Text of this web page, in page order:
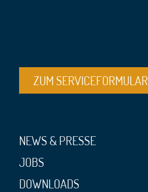
ZUM SERVICEFORMULAR
NEWS & PRESSE
JOBS
DOWNLOADS